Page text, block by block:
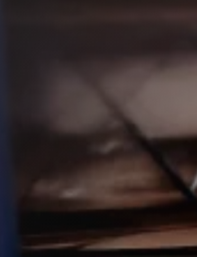
i Rens hjælper dig
med lokale partnere,
situationen og finde
+45 51 90 85 46